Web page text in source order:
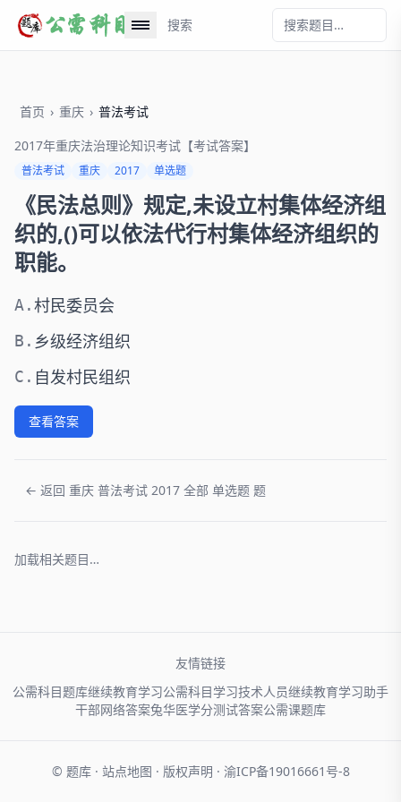
搜索
首页 › 重庆 › 普法考试
2017年重庆法治理论知识考试【考试答案】
普法考试 重庆 2017 单选题
《民法总则》规定,未设立村集体经济组
织的,()可以依法代行村集体经济组织的
职能。
A.村民委员会
B. 乡级经济组织
C. 自发村民组织
查看答案
← 返回 重庆 普法考试 2017 全部 单选题 题
加载相关题目…
友情链接
公需科目题库继续教育学习公需科目学习技术人员继续教育学习助手
干部网络答案兔华医学分测试答案公需课题库
© 题库 · 站点地图 · 版权声明 · 渝ICP备19016661号-8